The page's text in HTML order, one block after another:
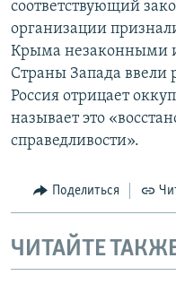
соответствующий
организации
Крыма незаконными
Страны Запада ввели
Россия отрицает
называет это
справедливости».
Поделиться
ЧИТАЙТЕ